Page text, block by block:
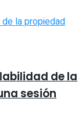
de la
sesión